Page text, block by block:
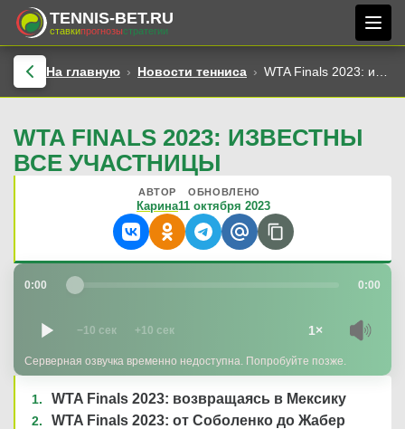
TENNIS-BET.RU
ставкипрогнозыстратегии
На главную Новости тенниса WTA Finals 2023: известны все участницы
WTA FINALS 2023: ИЗВЕСТНЫ
ВСЕ УЧАСТНИЦЫ
АВТОР
Карина
ОБНОВЛЕНО
11 октября 2023
0:00 0:00
−10 сек +10 сек 1×
Серверная озвучка временно недоступна. Попробуйте позже.
WTA Finals 2023: возвращаясь в Мексику
WTA Finals 2023: от Соболенко до Жабер